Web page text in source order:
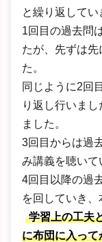
と繰り返してい
1回目の過去問
たが、先ずは
た。
同じように2
り返し行いま
ました。
3回目からは過
み講義を聴いて
4回目以降の過
を回していき、
学習上の工夫
に布団に入っ